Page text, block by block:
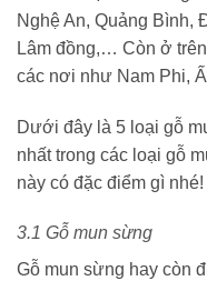
Nghệ An, Quảng Bình,
Lâm đồng,… Còn ở
các nơi như Nam Phi,
Dưới đây là 5 loại gỗ
nhất trong các loại gỗ
này có đặc điểm gì nhé!
3.1 Gỗ mun sừng
Gỗ mun sừng hay còn